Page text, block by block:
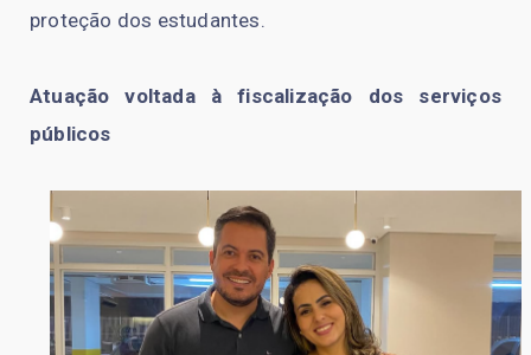
proteção dos estudantes.
Atuação voltada à fiscalização dos serviços
públicos